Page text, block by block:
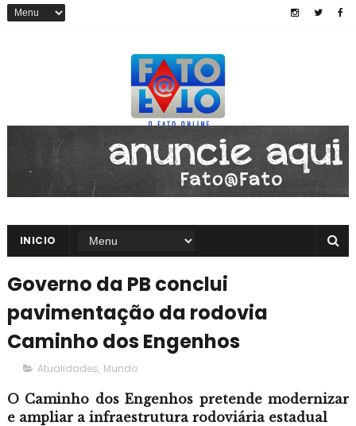
INICIO
Governo da PB conclui
pavimentação da rodovia
Caminho dos Engenhos
Atualidades, Mundo
O Caminho dos Engenhos pretende modernizar
e ampliar a infraestrutura rodoviária estadual